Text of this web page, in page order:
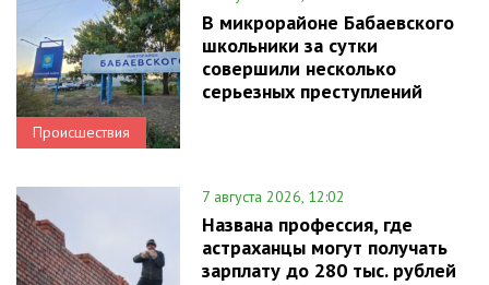
Происшествия
В микрорайоне Бабаевского
школьники за сутки
совершили несколько
серьезных преступлений
7 августа 2026, 12:02
Названа профессия, где
астраханцы могут получать
зарплату до 280 тыс. рублей